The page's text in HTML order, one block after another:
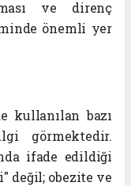
ve direnç
önemli yer
kullanılan bazı
görmektedir.
ifade edildiği
değil; obezite ve